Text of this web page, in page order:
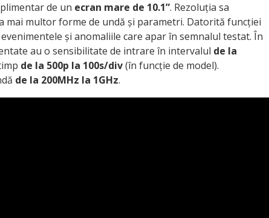
de un ecran mare de 10.1”. Rezoluția sa
mai multor forme de undă și parametri. Datorită funcției
și anomaliile care apar în semnalul testat. În
au o sensibilitate de intrare în intervalul de la
de la 500p la 100s/div(în funcție de model).
de la 200MHz la 1GHz.